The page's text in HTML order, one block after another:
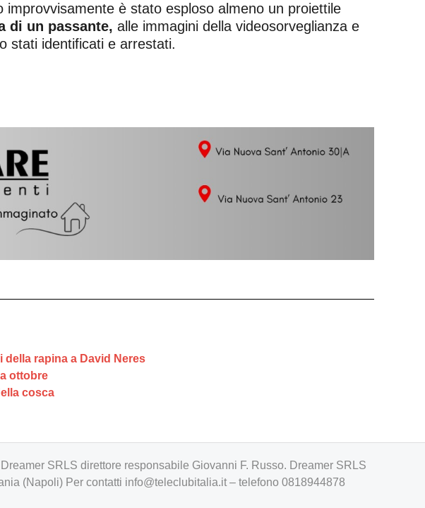
è stato esploso almeno un proiettile
di un passante, alle immagini della videosorveglianza e
stati identificati e arrestati.
rapina a David Neres
ottobre
cosca
SRLS direttore responsabile Giovanni F. Russo. Dreamer SRLS
(Napoli) Per contatti info@teleclubitalia.it – telefono 0818944878